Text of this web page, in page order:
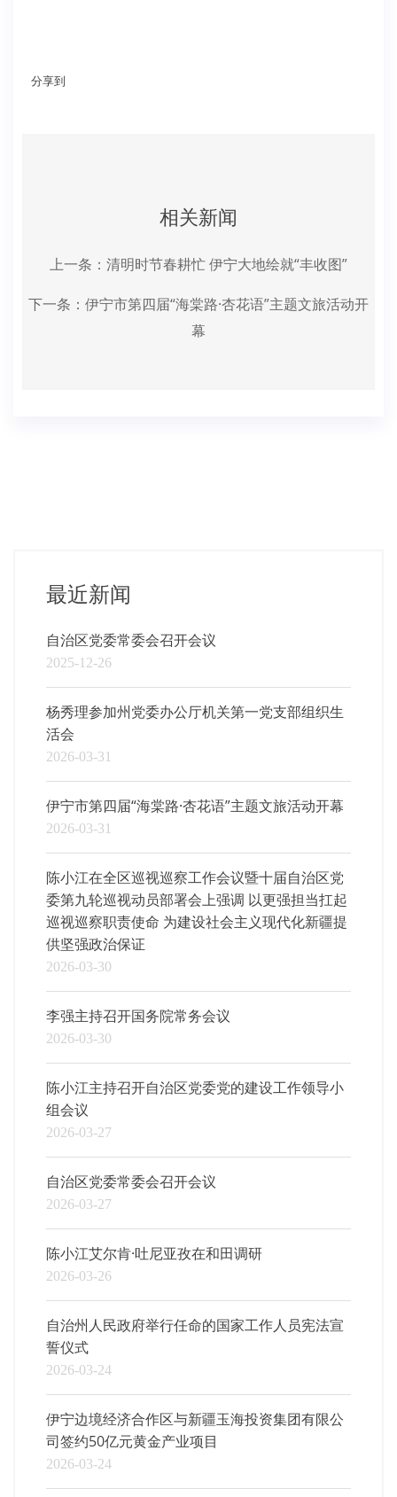
分享到
相关新闻
上一条： 清明时节春耕忙 伊宁大地绘就“丰收图”
下一条： 伊宁市第四届“海棠路·杏花语”主题文旅活动开
幕
最近新闻
自治区党委常委会召开会议
2025-12-26
杨秀理参加州党委办公厅机关第一党支部组织生
活会
2026-03-31
伊宁市第四届“海棠路·杏花语”主题文旅活动开幕
2026-03-31
陈小江在全区巡视巡察工作会议暨十届自治区党
委第九轮巡视动员部署会上强调 以更强担当扛起
巡视巡察职责使命 为建设社会主义现代化新疆提
供坚强政治保证
2026-03-30
李强主持召开国务院常务会议
2026-03-30
陈小江主持召开自治区党委党的建设工作领导小
组会议
2026-03-27
自治区党委常委会召开会议
2026-03-27
陈小江艾尔肯·吐尼亚孜在和田调研
2026-03-26
自治州人民政府举行任命的国家工作人员宪法宣
誓仪式
2026-03-24
伊宁边境经济合作区与新疆玉海投资集团有限公
司签约50亿元黄金产业项目
2026-03-24